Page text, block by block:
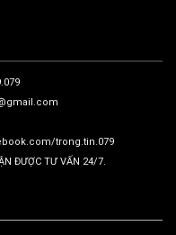
trong.tin.079
ĐƯỢC TƯ VẤN 24/7.